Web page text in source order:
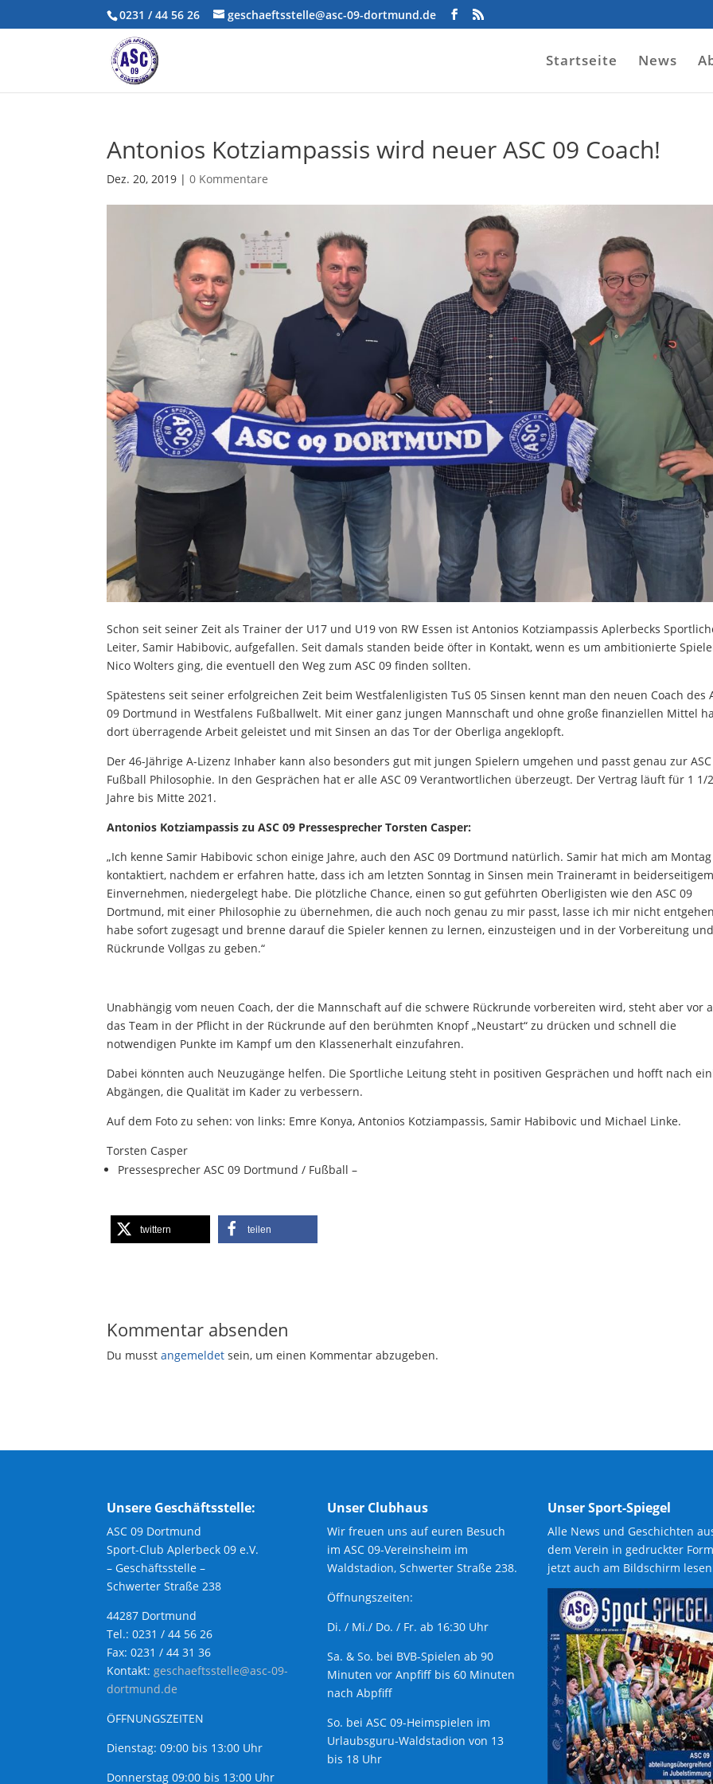
0231 / 44 56 26 geschaeftsstelle@asc-09-dortmund.de
Startseite News
Antonios Kotziampassis wird neuer ASC 09 Coach!
Dez. 20, 2019 |0 Kommentare
Schon seit seiner Zeit als Trainer der U17 und U19 von RW Essen ist Antonios Kotziampassis Aplerbecks
Leiter, Samir Habibovic, aufgefallen. Seit damals standen beide öfter in Kontakt, wenn es um ambitionierte
Nico Wolters ging, die eventuell den Weg zum ASC 09 finden sollten.
Spätestens seit seiner erfolgreichen Zeit beim Westfalenligisten TuS 05 Sinsen kennt man den neuen Coach des
09 Dortmund in Westfalens Fußballwelt. Mit einer ganz jungen Mannschaft und ohne große finanziellen Mittel
dort überragende Arbeit geleistet und mit Sinsen an das Tor der Oberliga angeklopft.
Der 46-Jährige A-Lizenz Inhaber kann also besonders gut mit jungen Spielern umgehen und passt genau zur
Fußball Philosophie. In den Gesprächen hat er alle ASC 09 Verantwortlichen überzeugt. Der Vertrag läuft für 1 1/2
Jahre bis Mitte 2021.
Antonios Kotziampassis zu ASC 09 Pressesprecher Torsten Casper:
„Ich kenne Samir Habibovic schon einige Jahre, auch den ASC 09 Dortmund natürlich. Samir hat mich am Montag
kontaktiert, nachdem er erfahren hatte, dass ich am letzten Sonntag in Sinsen mein Traineramt in beiderseitigem
Einvernehmen, niedergelegt habe. Die plötzliche Chance, einen so gut geführten Oberligisten wie den ASC 09
Dortmund, mit einer Philosophie zu übernehmen, die auch noch genau zu mir passt, lasse ich mir nicht
habe sofort zugesagt und brenne darauf die Spieler kennen zu lernen, einzusteigen und in der Vorbereitung und
Rückrunde Vollgas zu geben.“
Unabhängig vom neuen Coach, der die Mannschaft auf die schwere Rückrunde vorbereiten wird, steht aber vor
das Team in der Pflicht in der Rückrunde auf den berühmten Knopf „Neustart“ zu drücken und schnell die
notwendigen Punkte im Kampf um den Klassenerhalt einzufahren.
Dabei könnten auch Neuzugänge helfen. Die Sportliche Leitung steht in positiven Gesprächen und hofft nach
Abgängen, die Qualität im Kader zu verbessern.
Auf dem Foto zu sehen: von links: Emre Konya, Antonios Kotziampassis, Samir Habibovic und Michael Linke.
Torsten Casper
Pressesprecher ASC 09 Dortmund / Fußball –
twittern teilen
Kommentar absenden
Du musstangemeldet sein, um einen Kommentar abzugeben.
Unsere Geschäftsstelle:
ASC 09 Dortmund
Sport-Club Aplerbeck 09 e.V.
– Geschäftsstelle –
Schwerter Straße 238
44287 Dortmund
Tel.: 0231 / 44 56 26
Fax: 0231 / 44 31 36
Kontakt:geschaeftsstelle@asc-09-
dortmund.de
ÖFFNUNGSZEITEN
Dienstag: 09:00 bis 13:00 Uhr
Donnerstag 09:00 bis 13:00 Uhr
Unser Clubhaus
Wir freuen uns auf euren Besuch
im ASC 09-Vereinsheim im
Waldstadion, Schwerter Straße 238.
Öffnungszeiten:
Di. / Mi./ Do. / Fr. ab 16:30 Uhr
Sa. & So. bei BVB-Spielen ab 90
Minuten vor Anpfiff bis 60 Minuten
nach Abpfiff
So. bei ASC 09-Heimspielen im
Urlaubsguru-Waldstadion von 13
bis 18 Uhr
Unser Sport-Spiegel
Alle News und Geschichten
dem Verein in gedruckter
jetzt auch am Bildschirm